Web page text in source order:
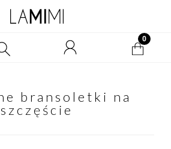
bransoletki na
szczęście